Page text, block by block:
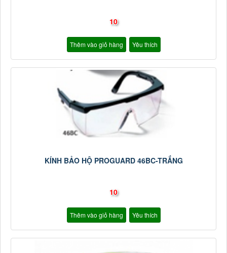
10
Thêm vào giỏ hàng Yêu thích
KÍNH BẢO HỘ PROGUARD 46BC-TRẮNG
10
Thêm vào giỏ hàng Yêu thích